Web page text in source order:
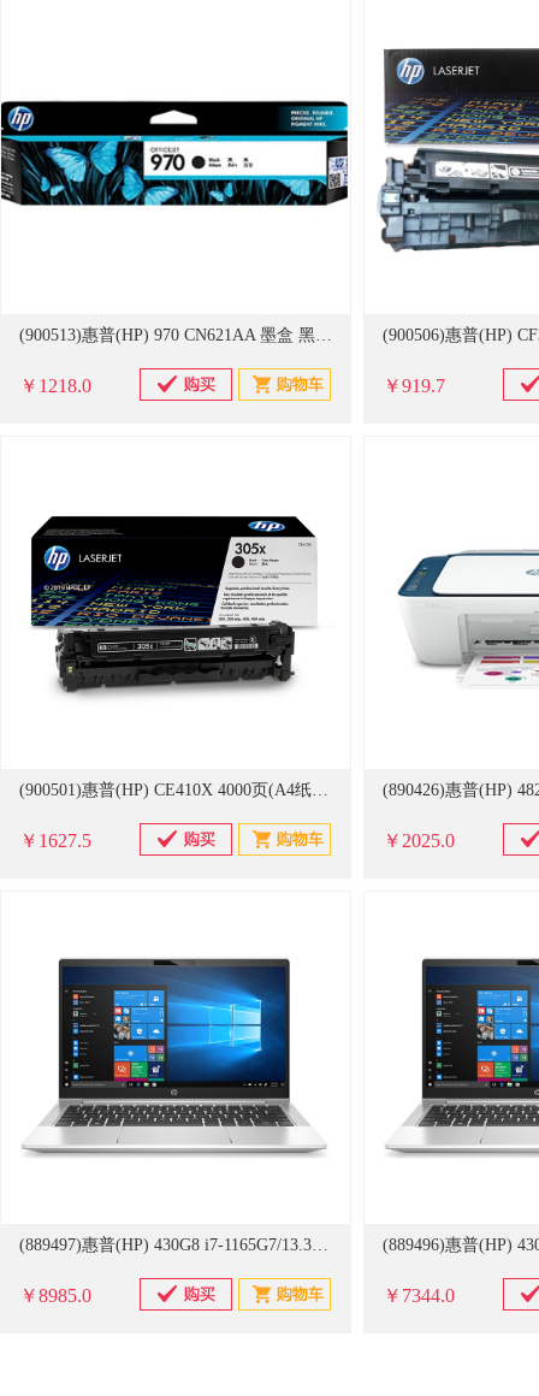
(900513)惠普(HP) 970 CN621AA 墨盒 黑色(单位：盒)
￥1218.0 ￥919.7
(900501)惠普(HP) CE410X 4000页(A4纸张5%覆盖率) 硒鼓(单位：盒)
￥1627.5 ￥2025.0
(889497)惠普(HP) 430G8 i7-1165G7/13.3/8GB DDR4 3200 (1*8GB)/512G SSD/集成显卡/无光驱/Wifi 6 AX 2*2(intel)+蓝牙5.0/指纹识别/Win10 HB 64位(简体中文版) 笔记本电脑 银色(单位：台)
￥8985.0 ￥7344.0